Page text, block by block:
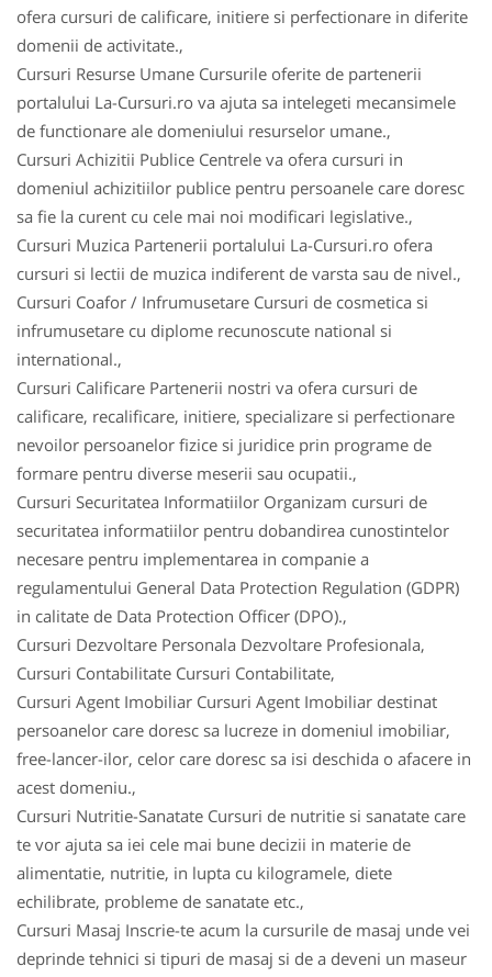
ofera cursuri de calificare, initiere si perfectionare in diferite
domenii de activitate.,
Cursuri Resurse Umane Cursurile oferite de partenerii
portalului La-Cursuri.ro va ajuta sa intelegeti mecansimele
de functionare ale domeniului resurselor umane.,
Cursuri Achizitii Publice Centrele va ofera cursuri in
domeniul achizitiilor publice pentru persoanele care doresc
sa fie la curent cu cele mai noi modificari legislative.,
Cursuri Muzica Partenerii portalului La-Cursuri.ro ofera
cursuri si lectii de muzica indiferent de varsta sau de nivel.,
Cursuri Coafor / Infrumusetare Cursuri de cosmetica si
infrumusetare cu diplome recunoscute national si
international.,
Cursuri Calificare Partenerii nostri va ofera cursuri de
calificare, recalificare, initiere, specializare si perfectionare
nevoilor persoanelor fizice si juridice prin programe de
formare pentru diverse meserii sau ocupatii.,
Cursuri Securitatea Informatiilor Organizam cursuri de
securitatea informatiilor pentru dobandirea cunostintelor
necesare pentru implementarea in companie a
regulamentului General Data Protection Regulation (GDPR)
in calitate de Data Protection Officer (DPO).,
Cursuri Dezvoltare Personala Dezvoltare Profesionala,
Cursuri Contabilitate Cursuri Contabilitate,
Cursuri Agent Imobiliar Cursuri Agent Imobiliar destinat
persoanelor care doresc sa lucreze in domeniul imobiliar,
free-lancer-ilor, celor care doresc sa isi deschida o afacere in
acest domeniu.,
Cursuri Nutritie-Sanatate Cursuri de nutritie si sanatate care
te vor ajuta sa iei cele mai bune decizii in materie de
alimentatie, nutritie, in lupta cu kilogramele, diete
echilibrate, probleme de sanatate etc.,
Cursuri Masaj Inscrie-te acum la cursurile de masaj unde vei
deprinde tehnici si tipuri de masaj si de a deveni un maseur